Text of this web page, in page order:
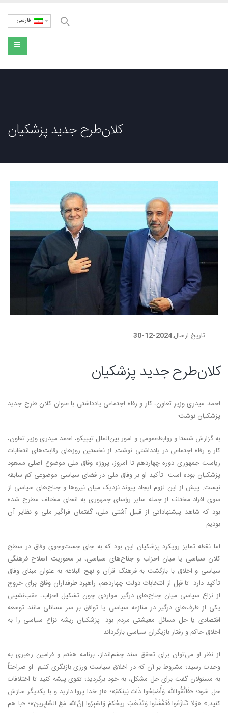
فارسی
کلان‌طرح جدید پزشکیان
تاریخ ارسال:2024-12-30
کلان‌طرح جدید پزشکیان
احمد میدری وزیر تعاون، کار و رفاه اجتماعی یادداشتی با عنوان کلان طرح جدید
پزشکیان نوشت:
به گزارش شستا و روابط‌عمومی و امور بین‌الملل تیپیکو، احمد میدری وزیر تعاون،
کار و رفاه اجتماعی در یادداشتی نوشت: از نخستین روزهای رقابت‌های انتخابات
ریاست جمهوری دوره چهاردهم تا امروز، پروژه وفاق ملی موضوع اصلی مسعود
پزشکیان بوده است. تأکید او بر وفاق ملی در فضای سیاسی موضوعی کم سابقه
نیست. پیش از این لزوم ایجاد پیوند نزدیک میان نیروها و جناح‌های سیاسی از
سوی افراد مختلف از جمله سایر رؤسای جمهوری به انحای مختلف مطرح شده
بود که شاهد پیشنهاداتی از قبیل آشتی ملی، گفتمان فراگیر ملی و نظایر آن
بودیم.
اما نقطه تمایز رویکرد پزشکیان این بود که به جای جست‌و‌جوی وفاق در سطح
کلان سیاسی یا میان احزاب و جناح‌های سیاسی، بر محوریت اصلاح فرهنگی
سیاسی و اخلاق با بازگشت به فرهنگ قرآن و نهج البلاغه به عنوان مبنای وفاق
تأکید دارد. تا قبل از انتخابات دولت چهاردهم، راهبرد طرفداران وفاق برای خروج
از نزاع سیاسی میان جناح‌های درگیر مواردی چون تشکیل احزاب، عقب‌نشینی
یکی از طرف‌های درگیر در منازعه سیاسی یا توافق بر سر مسائلی مانند توسعه
اقتصادی یا حل مسائل معیشتی مردم بود. پزشکیان ریشه نزاع سیاسی را به
اخلاق حاکم و رفتار بازیگران سیاسی بازگرداند.
از نظر او می‌توان برای تحقق سند چشم‌انداز، برنامه هفتم و فرامین رهبری به
وحدت رسید؛ مشروط بر آن که در اخلاق سیاست ورزی بازنگری کنیم. او صراحتاً
به مسئولان گفت برای حل مشکل، به خود برگردید؛ تقوی پیشه کنید تا اختلافات
حل شود؛ «فَاتَّقُوا‌الله وَأَصْلِحُوا ذَاتَ بَینِکمْ»؛ «از خدا پروا دارید و با یکدیگر سازش
کنید.» «وَلَا تَنَازَعُوا فَتَفْشَلُوا وَتَذْهَبَ رِیحُکمْ وَاصْبِرُوا إِنَّ‌الله مَعَ الصَّابِرِینَ»؛ «با هم